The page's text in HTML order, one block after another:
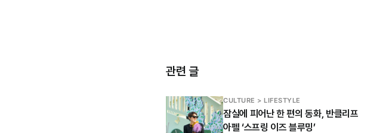
관련 글
CULTURE > LIFESTYLE
잠실에 피어난 한 편의 동화, 반클리프
아펠 ‘스프링 이즈 블루밍’